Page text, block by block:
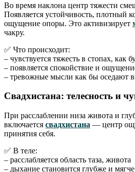
Во время наклона центр тяжести
Появляется устойчивость, плотный
ощущение опоры. Это активизирует
чакру.
✅ Что происходит:
– чувствуется тяжесть в стопах, как
– появляется спокойствие и
– тревожные мысли как бы оседают
Свадхистана: телесность и
При расслаблении низа живота и
включается свадхистана — центр
принятия себя.
✅ В теле:
– расслабляется область таза, живота
– дыхание становится глубже и мягче